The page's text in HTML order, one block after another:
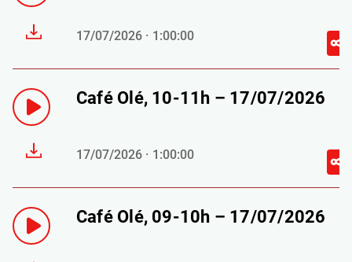
17/07/2026 · 1:00:00
Café Olé, 10-11h – 17/07/2026
17/07/2026 · 1:00:00
Café Olé, 09-10h – 17/07/2026